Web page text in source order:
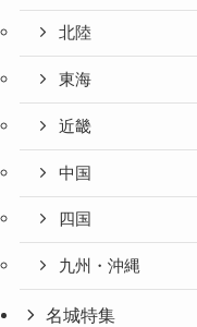
北陸
東海
近畿
中国
四国
九州・沖縄
名城特集